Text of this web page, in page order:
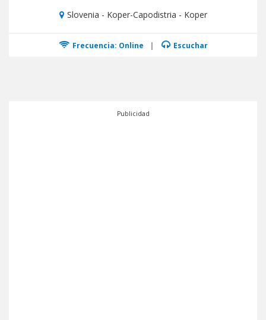
Slovenia - Koper-Capodistria - Koper
Frecuencia: Online | Escuchar
Publicidad